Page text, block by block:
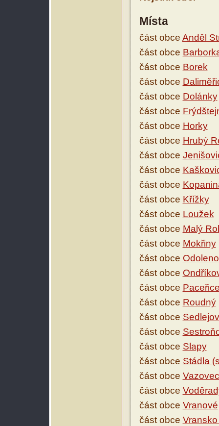
Místa
část obce Anděl
část obce
část obce Borek
část obce
část obce Dolánky
část obce
část obce Horky
část obce Hrubý
část obce
část obce
část obce
část obce Křížky
část obce Loužek
část obce Malý
část obce Mokřiny
část obce
část obce
část obce
část obce Roudný
část obce
část obce
část obce Slapy
část obce Stádla
část obce Vazovec
část obce
část obce Vranové
část obce